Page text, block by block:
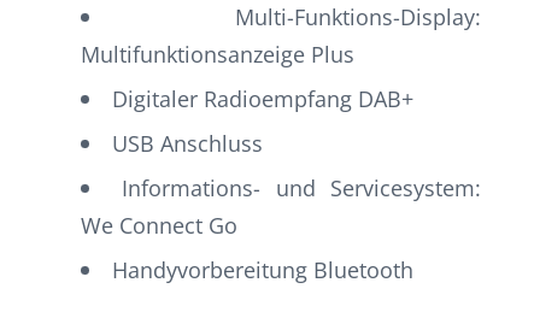
Multi-Funktions-Display:
Multifunktionsanzeige Plus
Digitaler Radioempfang DAB+
USB Anschluss
Informations- und Servicesystem:
We Connect Go
Handyvorbereitung Bluetooth